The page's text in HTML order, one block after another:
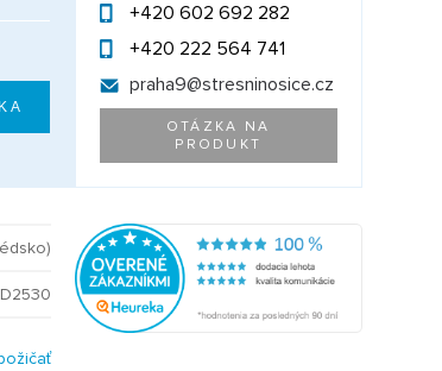
+420 602 692 282
+420 222 564 741
praha9@stresninosice.cz
OTÁZKA NA
PRODUKT